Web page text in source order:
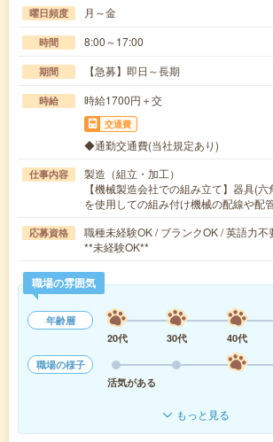
曜日頻度 月～金
時間 8:00～17:00
期間 【急募】即日～長期
時給 時給1700円＋交
交通費
◆通勤交通費(当社規定あり)
仕事内容
製造（組立・加工）
【機械製造会社での組み立て】器具(
を使用しての組み付け機械の配線や配
応募資格
職種未経験OK / ブランクOK / 英語力不
**未経験OK**
職場の雰囲気
年齢層
20代
30代 40代
職場の様子
活気がある
もっと見る